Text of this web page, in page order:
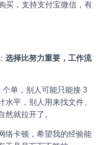
买，支持支付宝微信，有
选择比努力重要，工作流
单，别人可能只能接 3
平，别人用来找文件、
然就拉开了。
络卡顿，希望我的经验能